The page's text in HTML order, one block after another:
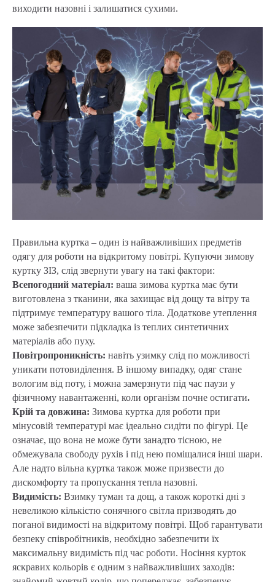
виходити назовні і залишатися сухими.
Правильна куртка – один із найважливіших предметів
одягу для роботи на відкритому повітрі. Купуючи зимову
куртку ЗІЗ, слід звернути увагу на такі фактори:
Всепогодний матеріал: ваша зимова куртка має бути
виготовлена з тканини, яка захищає від дощу та вітру та
підтримує температуру вашого тіла. Додаткове утеплення
може забезпечити підкладка із теплих синтетичних
матеріалів або пуху.
Повітропроникність: навіть узимку слід по можливості
уникати потовиділення. В іншому випадку, одяг стане
вологим від поту, і можна замерзнути під час паузи у
фізичному навантаженні, коли організм почне остигати.
Крій та довжина: Зимова куртка для роботи при
мінусовій температурі має ідеально сидіти по фігурі. Це
означає, що вона не може бути занадто тісною, не
обмежувала свободу рухів і під нею поміщалися інші шари.
Але надто вільна куртка також може призвести до
дискомфорту та пропускання тепла назовні.
Видимість: Взимку туман та дощ, а також короткі дні з
невеликою кількістю сонячного світла призводять до
поганої видимості на відкритому повітрі. Щоб гарантувати
безпеку співробітників, необхідно забезпечити їх
максимальну видимість під час роботи. Носіння курток
яскравих кольорів є одним з найважливіших заходів: